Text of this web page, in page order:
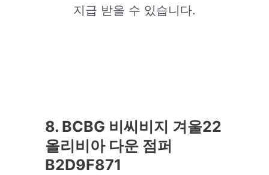
지급 받을 수 있습니다.
8. BCBG 비씨비지 겨울22
올리비아 다운 점퍼
B2D9F871